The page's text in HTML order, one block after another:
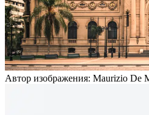
Автор изображения: Maurizio De